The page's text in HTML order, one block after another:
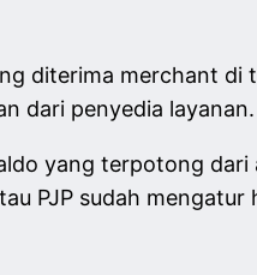
diterima merchant di
dari penyedia layanan.
yang terpotong
PJP sudah